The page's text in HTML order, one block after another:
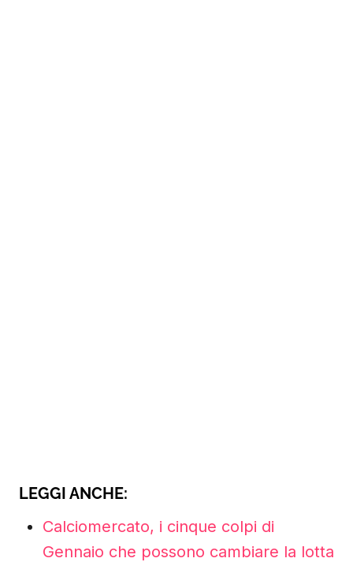
LEGGI ANCHE:
Calciomercato, i cinque colpi di
Gennaio che possono cambiare la lotta